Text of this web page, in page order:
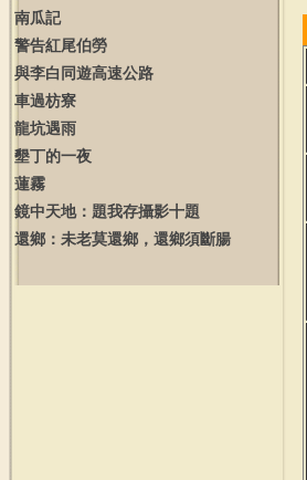
南瓜記
警告紅尾伯勞
與李白同遊高速公路
車過枋寮
龍坑遇雨
墾丁的一夜
蓮霧
鏡中天地：題我存攝影十題
還鄉：未老莫還鄉，還鄉須斷腸